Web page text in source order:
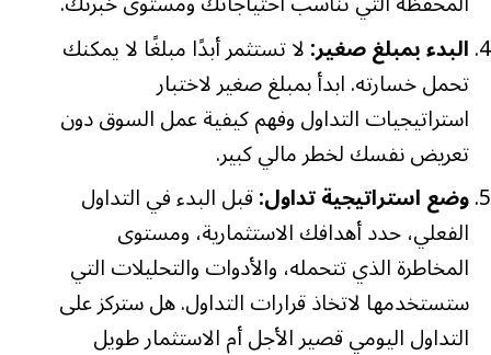
البدء بمبلغ صغير:لا تستثمر أبدًا مبلغًا لا يمكنك
تحمل خسارته. ابدأ بمبلغ صغير لاختبار
استراتيجيات التداول وفهم كيفية عمل السوق دون
تعريض نفسك لخطر مالي كبير.
وضع استراتيجية تداول:قبل البدء في التداول
الفعلي، حدد أهدافك الاستثمارية، ومستوى
المخاطرة الذي تتحمله، والأدوات والتحليلات التي
ستستخدمها لاتخاذ قرارات التداول. هل ستركز على
التداول اليومي قصير الأجل أم الاستثمار طويل